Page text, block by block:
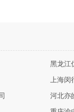
黑龙江
上海闵
河北亦